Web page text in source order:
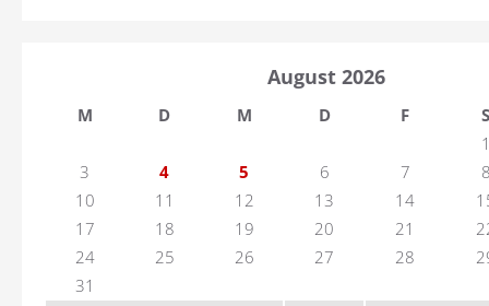
August 2026
M D M D F
S
3
4 5 6 7
10
11 12 13 14
17
18 19 20 21
24
25 26 27 28
31